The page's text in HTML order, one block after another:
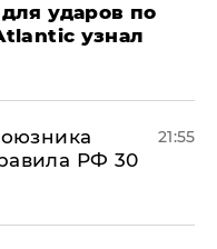
ударов по
узнал
РФ 30
21:55